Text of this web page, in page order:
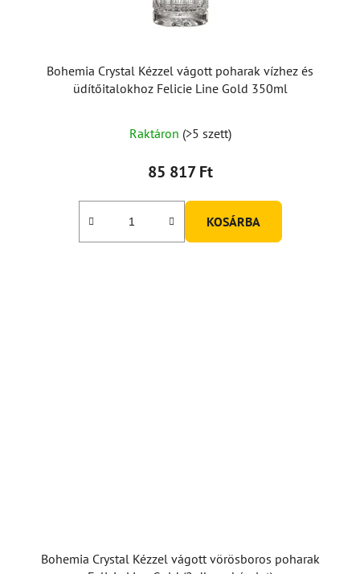
Bohemia Crystal Kézzel vágott poharak vízhez és
üdítőitalokhoz Felicie Line Gold 350ml
Raktáron (>5 szett)
85 817 Ft
KOSÁRBA
Bohemia Crystal Kézzel vágott vörösboros poharak